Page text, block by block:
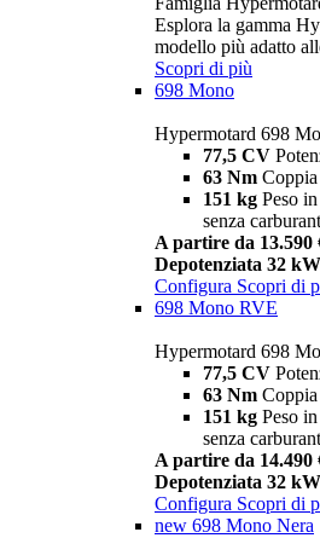
Esplora la gamma
modello più adatto
Scopri di più
698 Mono
Hypermotard 698
77,5 CV
63 Nm Coppia
151 kg Peso
senza
A partire da 13.590
Depotenziata 32
Configura Scopri di
698 Mono RVE
Hypermotard 698
77,5 CV
63 Nm Coppia
151 kg Peso
senza
A partire da 14.490
Depotenziata 32
Configura Scopri di
new 698 Mono Nera